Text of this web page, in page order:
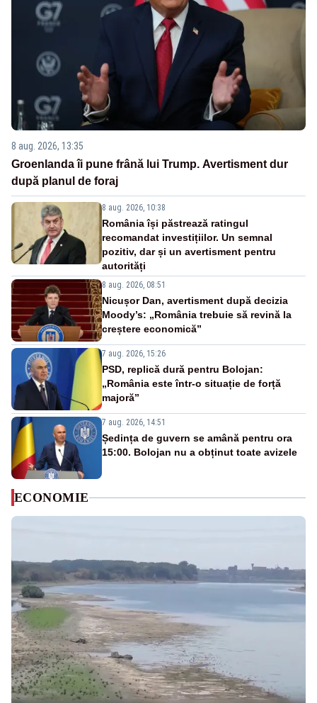
8 aug. 2026, 13:35
Groenlanda îi pune frână lui Trump. Avertisment dur
după planul de foraj
8 aug. 2026, 10:38
România își păstrează ratingul
recomandat investițiilor. Un semnal
pozitiv, dar și un avertisment pentru
autorități
8 aug. 2026, 08:51
Nicușor Dan, avertisment după decizia
Moody’s: „România trebuie să revină la
creștere economică”
7 aug. 2026, 15:26
PSD, replică dură pentru Bolojan:
„România este într-o situație de forță
majoră”
7 aug. 2026, 14:51
Ședința de guvern se amână pentru ora
15:00. Bolojan nu a obținut toate avizele
ECONOMIE